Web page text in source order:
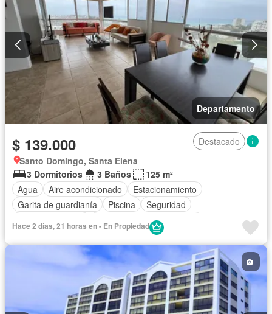
Departamento
$ 139.000
Destacado
Santo Domingo, Santa Elena
3 Dormitorios
3 Baños
125 m²
Agua
Aire acondicionado
Estacionamiento
Garita de guardianía
Piscina
Seguridad
Completamente amoblado
Hace 2 días, 21 horas en - En Propiedad